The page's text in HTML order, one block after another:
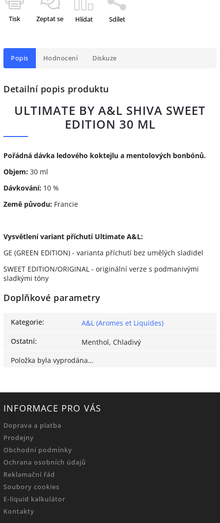
Tisk Zeptat se Hlídat Sdílet
Popis Hodnocení Diskuze
Detailní popis produktu
ULTIMATE BY A&L SHIVA SWEET
EDITION 30 ML
Pořádná dávka ledového koktejlu a mentolových bonbónů.
Objem: 30 ml
Dávkování: 10 %
Země původu: Francie
Vysvětlení variant příchutí Ultimate A&L:
GE (GREEN EDITION) - varianta příchutí bez umělých sladidel
SWEET EDITION/ORIGINAL - originální verze s podmanivými
sladkými tóny
Doplňkové parametry
Kategorie:
A&L (Aromes et Liquides)
Ostatní:
Menthol, Chladivý
Položka byla vyprodána…
INFORMACE PRO VÁS
Doprava a platba
Prodejny
Obchodní podmínky
Ochrana osobních údajů
Reklamační řád
Soubory cookies
E-liquid kalkulátor
Kontakty